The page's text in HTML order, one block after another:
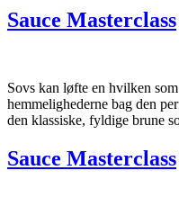
Sauce Masterclass
Sovs kan løfte en hvilken
hemmelighederne bag den
den klassiske, fyldige brune
Sauce Masterclass